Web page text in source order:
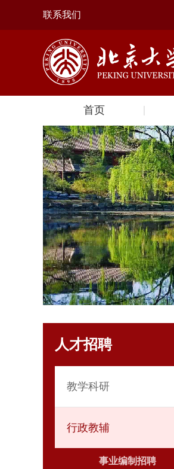
联系我们
首页
人才招聘
教学科研
行政教辅
事业编制招聘